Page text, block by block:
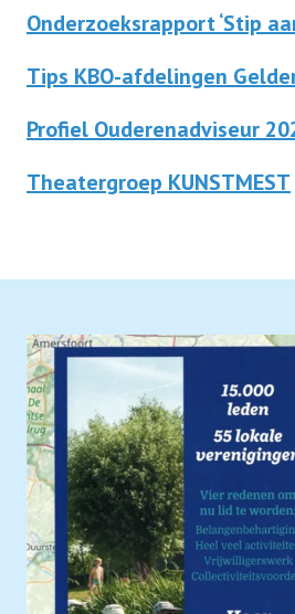
Verenigingszaken
Verenigingszaken
Informatie voor
Contact
Lid worden
Onderzoeksrapport ‘Stip
Tips KBO-afdelingen
Profiel Ouderenadviseur
Theatergroep KUNSTMEST